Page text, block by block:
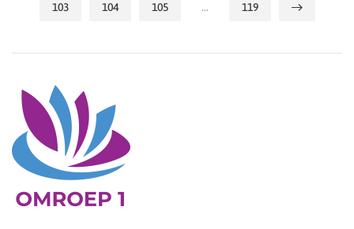
103 104 105 … 119